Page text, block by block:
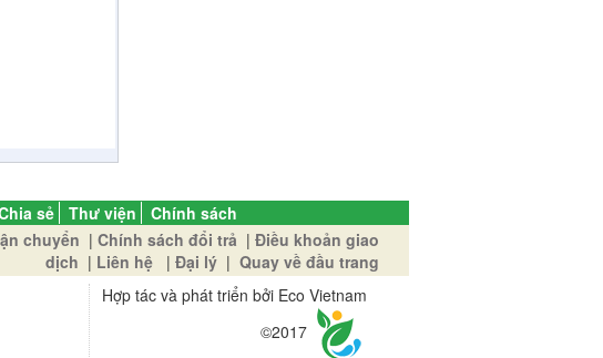
sẻ Thư viện
Chính sách
chuyển | Chính sách đổi trả | Điều khoản giao
dịch | Liên hệ | Đại lý | Quay về đầu trang
Hợp tác và phát triển bởi Eco Vietnam
©2017